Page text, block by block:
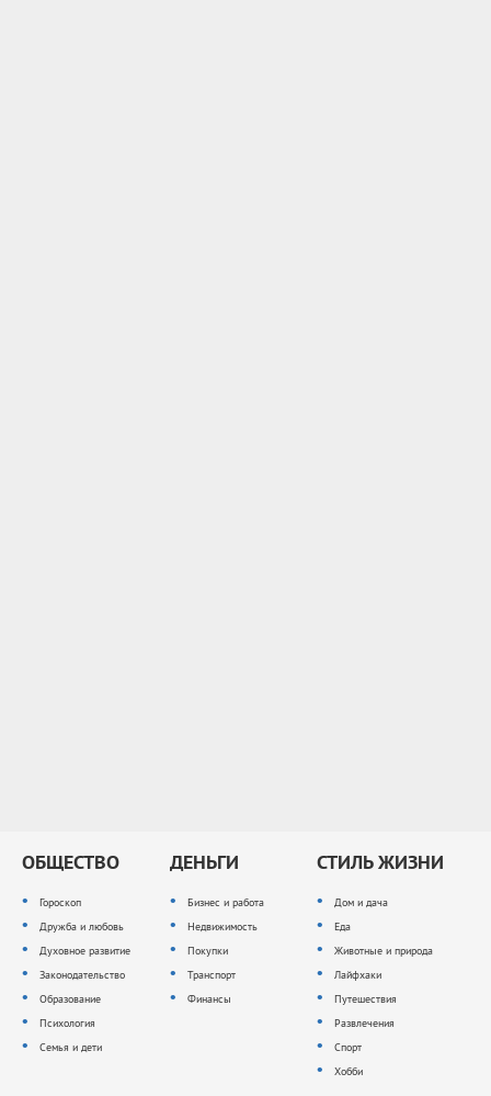
ОБЩЕСТВО
Гороскоп
Дружба и любовь
Духовное развитие
Законодательство
Образование
Психология
Семья и дети
ДЕНЬГИ
Бизнес и работа
Недвижимость
Покупки
Транспорт
Финансы
СТИЛЬ ЖИЗНИ
Дом и дача
Еда
Животные и природа
Лайфхаки
Путешествия
Развлечения
Спорт
Хобби